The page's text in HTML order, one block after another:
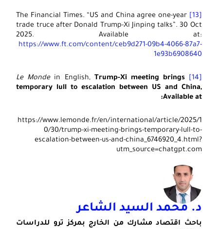
The Financial Times. “US and China agree one-year
trade truce after Donald Trump-Xi Jinping talks”. 30 Oct
2025. Available at:
https://www.ft.com/content/ceb9d271-09b4-4066-87a7-
1e93b6908640
Le Mondein English,Trump-Xi meeting brings
temporary lull to escalation between US and China,
Available at:
https://www.lemonde.fr/en/international/article/2025/1
0/30/trump-xi-meeting-brings-temporary-lull-to-
escalation-between-us-and-china_6746920_4.html?
utm_source=chatgpt.com
د. محمد السيد الشاعر
باحث اقتصاد مشارك من الخارج بمركز ترو للدراسات